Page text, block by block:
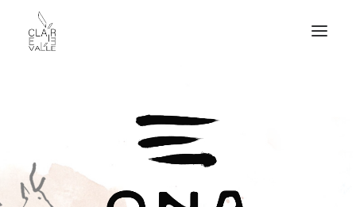
MES PRESTATIONS
MON LIVRE